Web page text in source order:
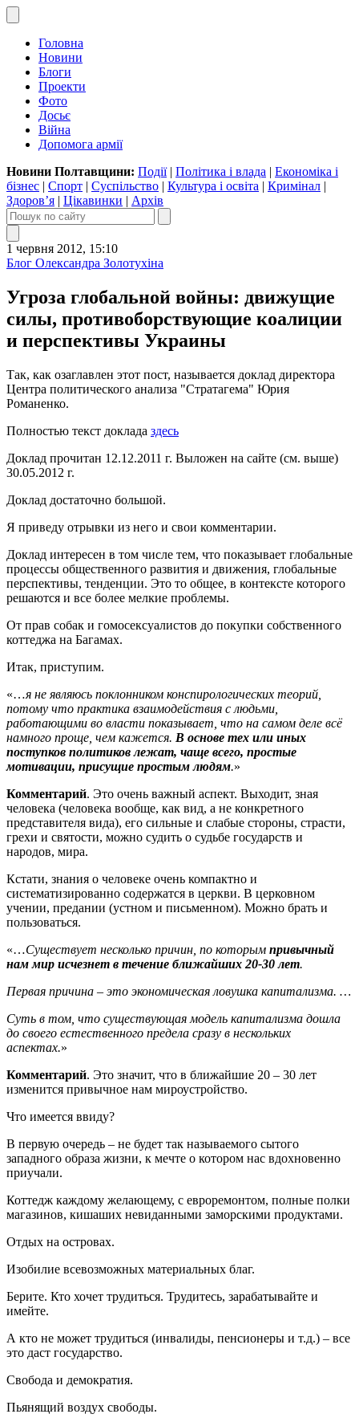
Головна
Новини
Блоги
Проекти
Фото
Досьє
Війна
Допомога армії
Новини Полтавщини: Події| Політика і влада | Економіка і
бізнес | Спорт | Суспільство | Культура і освіта | Кримінал |
Здоров’я | Цікавинки | Архів
1 червня 2012, 15:10
Блог Олександра Золотухіна
Угроза глобальной войны: движущие
силы, противоборствующие коалиции
и перспективы Украины
Так, как озаглавлен этот пост, называется доклад директора
Центра политического анализа "Стратагема" Юрия
Романенко.
Полностью текст доклада здесь
Доклад прочитан 12.12.2011 г. Выложен на сайте (см. выше)
30.05.2012 г.
Доклад достаточно большой.
Я приведу отрывки из него и свои комментарии.
Доклад интересен в том числе тем, что показывает глобальные
процессы общественного развития и движения, глобальные
перспективы, тенденции. Это то общее, в контексте которого
решаются и все более мелкие проблемы.
От прав собак и гомосексуалистов до покупки собственного
коттеджа на Багамах.
Итак, приступим.
«…я не являюсь поклонником конспирологических теорий,
потому что практика взаимодействия с людьми,
работающими во власти показывает, что на самом деле всё
намного проще, чем кажется. В основе тех или иных
поступков политиков лежат, чаще всего, простые
мотивации, присущие простым людям.»
Комментарий. Это очень важный аспект. Выходит, зная
человека (человека вообще, как вид, а не конкретного
представителя вида), его сильные и слабые стороны, страсти,
грехи и святости, можно судить о судьбе государств и
народов, мира.
Кстати, знания о человеке очень компактно и
систематизированно содержатся в церкви. В церковном
учении, предании (устном и письменном). Можно брать и
пользоваться.
«…Существует несколько причин, по которым привычный
нам мир исчезнет в течение ближайших 20-30 лет.
Первая причина – это экономическая ловушка капитализма. …
Суть в том, что существующая модель капитализма дошла
до своего естественного предела сразу в нескольких
аспектах.»
Комментарий. Это значит, что в ближайшие 20 – 30 лет
изменится привычное нам мироустройство.
Что имеется ввиду?
В первую очередь – не будет так называемого сытого
западного образа жизни, к мечте о котором нас вдохновенно
приучали.
Коттедж каждому желающему, с евроремонтом, полные полки
магазинов, кишаших невиданными заморскими продуктами.
Отдых на островах.
Изобилие всевозможных материальных благ.
Берите. Кто хочет трудиться. Трудитесь, зарабатывайте и
имейте.
А кто не может трудиться (инвалиды, пенсионеры и т.д.) – все
это даст государство.
Свобода и демократия.
Пьянящий воздух свободы.